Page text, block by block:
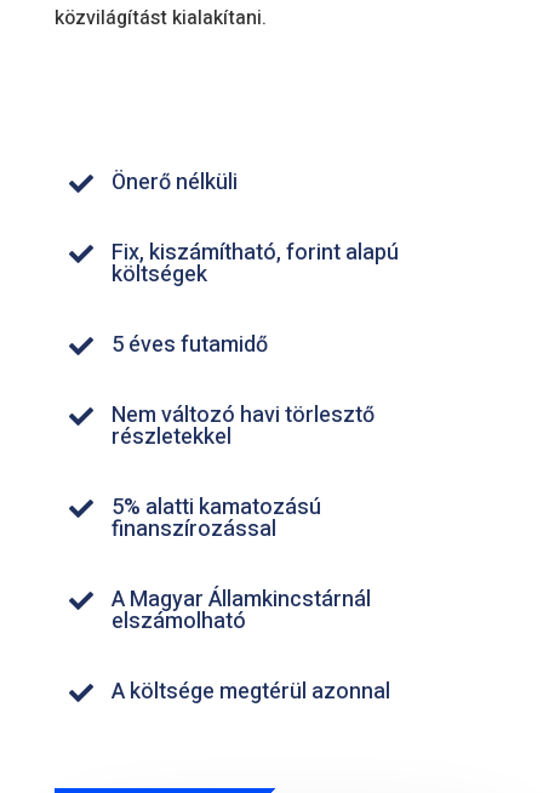
közvilágítást kialakítani.
 Önerő nélküli
 Fix, kiszámítható, forint alapú
költségek
 5 éves futamidő
 Nem változó havi törlesztő
részletekkel
 5% alatti kamatozású
finanszírozással
 A Magyar Államkincstárnál
elszámolható
 A költsége megtérül azonnal